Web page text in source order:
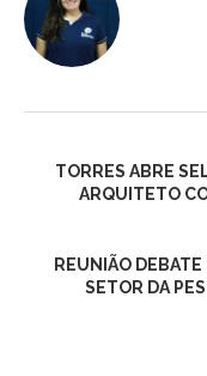
TORRES ABRE
ARQUITETO
REUNIÃO
SETOR DA